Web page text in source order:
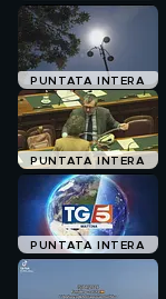
PUNTATA INTERA
PUNTATA INTERA
PUNTATA INTERA